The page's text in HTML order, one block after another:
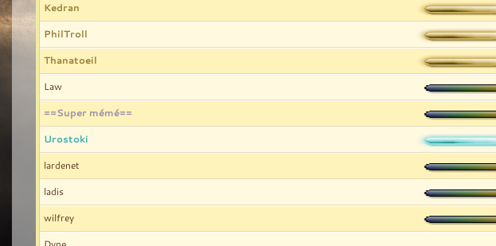
Kedran
PhilTroll
Thanatoeil
Law
==Super mémé==
Urostoki
lardenet
ladis
wilfrey